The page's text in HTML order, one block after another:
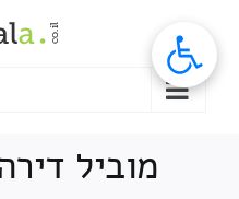
מוביל